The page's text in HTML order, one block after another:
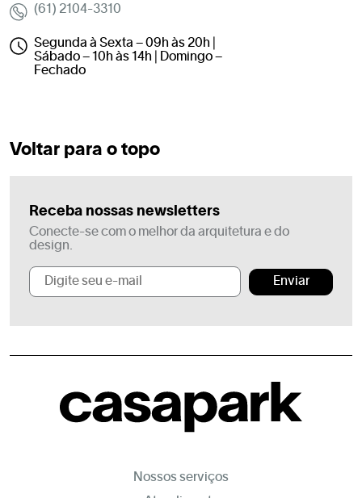
(61) 2104-3310
Segunda à Sexta – 09h às 20h |
Sábado – 10h às 14h | Domingo –
Fechado
Voltar para o topo
Receba nossas newsletters
Conecte-se com o melhor da arquitetura e do
design.
Enviar
Nossos serviços